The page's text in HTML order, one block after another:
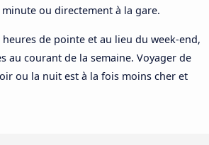
ou directement à la gare.
heures de pointe et au lieu du week-end,
au courant de la semaine. Voyager de
ou la nuit est à la fois moins cher et